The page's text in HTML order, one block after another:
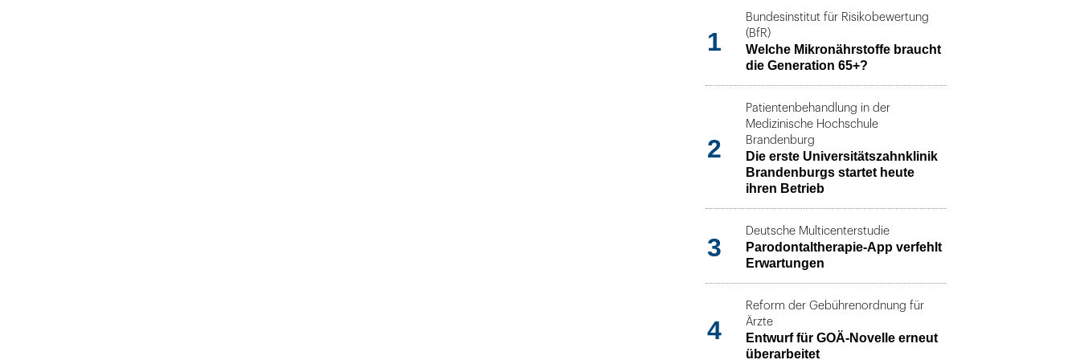
1
Bundesinstitut für Risikobewertung
(BfR)
Welche Mikronährstoffe braucht
die Generation 65+?
2
Patientenbehandlung in der
Medizinische Hochschule
Brandenburg
Die erste Universitätszahnklinik
Brandenburgs startet heute
ihren Betrieb
3
Deutsche Multicenterstudie
Parodontaltherapie-App verfehlt
Erwartungen
4
Reform der Gebührenordnung für
Ärzte
Entwurf für GOÄ-Novelle erneut
überarbeitet